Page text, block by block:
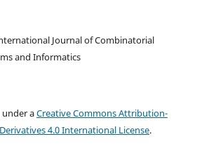
Journal of Combinatorial
and Informatics
under aCreative Commons Attribution-
4.0 International License.